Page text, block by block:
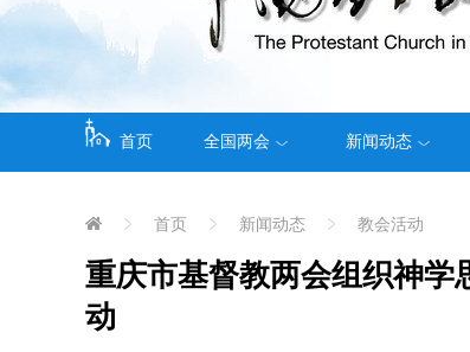
首页 全国两会 新闻动态
首页 新闻动态 教会活动
重庆市基督教两会组织神学
动